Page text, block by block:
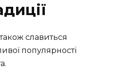
славиться
популярності